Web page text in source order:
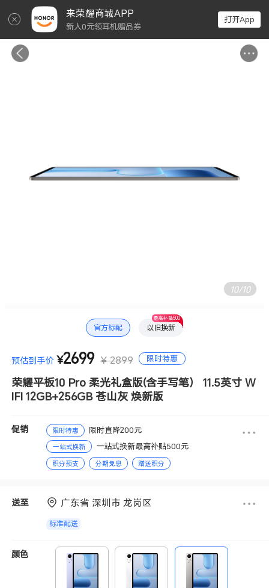
来荣耀商城APP
新人0元领耳机赠品券
打开App
10/10
官方标配 以旧换新
最高补贴500
预估到手价 ¥2699 ¥ 2899 限时特惠
荣耀平板10 Pro 柔光礼盒版(含手写笔） 11.5英寸 W
IFI 12GB+256GB 苍山灰 焕新版
促销 限时特惠 限时直降200元
一站式换新 一站式换新最高补贴500元
积分预支 分期免息 赠送积分
送至 广东省 深圳市 龙岗区
标准配送
颜色